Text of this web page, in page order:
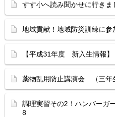
すす小へ読み聞かせに行き
地域貢献！地域防災訓練に
【平成31年度 新入生情報
薬物乱用防止講演会 （三年
調理実習その2！ハンバー
8